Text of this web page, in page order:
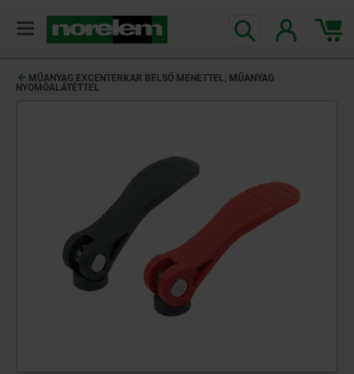
MŰANYAG EXCENTERKAR BELSŐ MENETTEL, MŰANYAG
NYOMÓALÁTÉTTEL